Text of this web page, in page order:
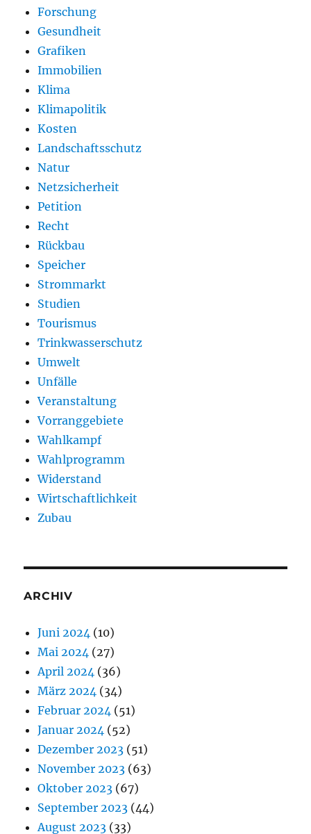
Forschung
Gesundheit
Grafiken
Immobilien
Klima
Klimapolitik
Kosten
Landschaftsschutz
Natur
Netzsicherheit
Petition
Recht
Rückbau
Speicher
Strommarkt
Studien
Tourismus
Trinkwasserschutz
Umwelt
Unfälle
Veranstaltung
Vorranggebiete
Wahlkampf
Wahlprogramm
Widerstand
Wirtschaftlichkeit
Zubau
ARCHIV
Juni 2024 (10)
Mai 2024 (27)
April 2024 (36)
März 2024 (34)
Februar 2024 (51)
Januar 2024 (52)
Dezember 2023 (51)
November 2023 (63)
Oktober 2023 (67)
September 2023 (44)
August 2023 (33)